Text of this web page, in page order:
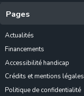
Pages
Actualités
Financements
Accessibilité handicap
Crédits et mentions légales
Politique de confidentialité